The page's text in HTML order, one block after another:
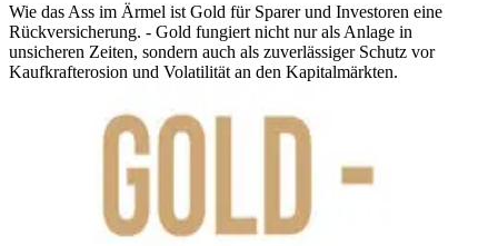
Wie das Ass im Ärmel ist Gold für Sparer und Investoren eine
Rückversicherung. - Gold fungiert nicht nur als Anlage in
unsicheren Zeiten, sondern auch als zuverlässiger Schutz vor
Kaufkrafterosion und Volatilität an den Kapitalmärkten.